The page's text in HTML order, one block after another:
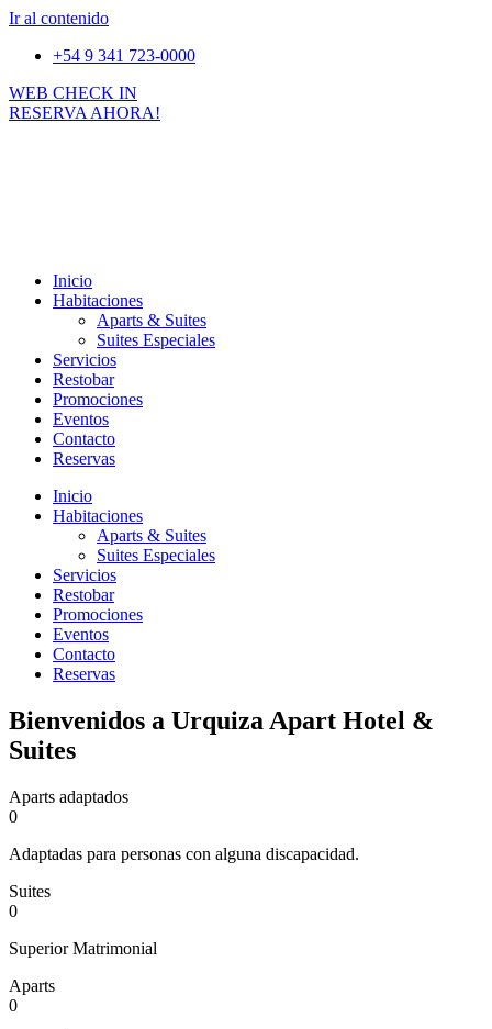
Ir al contenido
+54 9 341 723-0000
WEB CHECK IN
RESERVA AHORA!
Inicio
Habitaciones
Aparts & Suites
Suites Especiales
Servicios
Restobar
Promociones
Eventos
Contacto
Reservas
Inicio
Habitaciones
Aparts & Suites
Suites Especiales
Servicios
Restobar
Promociones
Eventos
Contacto
Reservas
Bienvenidos a Urquiza Apart Hotel &
Suites
Aparts adaptados
0
Adaptadas para personas con alguna discapacidad.
Suites
0
Superior Matrimonial
Aparts
0